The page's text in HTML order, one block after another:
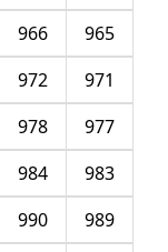
965
966
971
972
977
978
983
984
989
990